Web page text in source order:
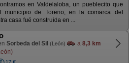
en Valdelaloba, un pueblecito que
municipio de Toreno, en la comarca del
casa fué construida en ...
Sorbeda del Sil (León) a 8,3 km